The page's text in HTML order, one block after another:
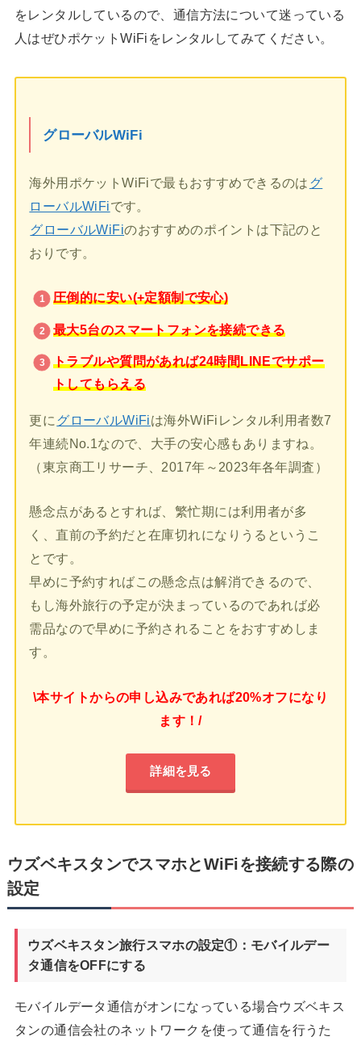
をレンタルしているので、通信方法について迷っている
人はぜひポケットWiFiをレンタルしてみてください。
グローバルWiFi
海外用ポケットWiFiで最もおすすめできるのは グ
ローバルWiFiです。
グローバルWiFiのおすすめのポイントは下記のと
おりです。
圧倒的に安い(+定額制で安心)
最大5台のスマートフォンを接続できる
トラブルや質問があれば24時間LINEでサポー
トしてもらえる
更に グローバルWiFiは海外WiFiレンタル利用者数7
年連続No.1なので、大手の安心感もありますね。
（東京商工リサーチ、2017年～2023年各年調査）
懸念点があるとすれば、繁忙期には利用者が多
く、直前の予約だと在庫切れになりうるというこ
とです。
早めに予約すればこの懸念点は解消できるので、
もし海外旅行の予定が決まっているのであれば必
需品なので早めに予約されることをおすすめしま
す。
\本サイトからの申し込みであれば20%オフになり
ます！/
詳細を見る
ウズベキスタンでスマホとWiFiを接続する際の
設定
ウズベキスタン旅行スマホの設定①：モバイルデー
タ通信をOFFにする
モバイルデータ通信がオンになっている場合ウズベキス
タンの通信会社のネットワークを使って通信を行うた